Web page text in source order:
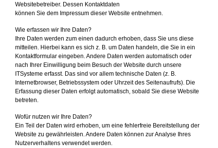
Websitebetreiber. Dessen Kontaktdaten
können Sie dem Impressum dieser Website entnehmen.
Wie erfassen wir Ihre Daten?
Ihre Daten werden zum einen dadurch erhoben, dass Sie uns diese
mitteilen. Hierbei kann es sich z. B. um Daten handeln, die Sie in ein
Kontaktformular eingeben. Andere Daten werden automatisch oder
nach Ihrer Einwilligung beim Besuch der Website durch unsere
ITSysteme erfasst. Das sind vor allem technische Daten (z. B.
Internetbrowser, Betriebssystem oder Uhrzeit des Seitenaufrufs). Die
Erfassung dieser Daten erfolgt automatisch, sobald Sie diese Website
betreten.
Wofür nutzen wir Ihre Daten?
Ein Teil der Daten wird erhoben, um eine fehlerfreie Bereitstellung der
Website zu gewährleisten. Andere Daten können zur Analyse Ihres
Nutzerverhaltens verwendet werden.